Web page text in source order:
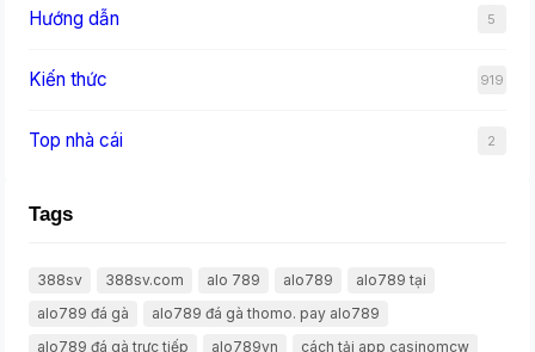
Hướng dẫn 5
Kiến thức 919
Top nhà cái 2
Tags
388sv 388sv.com alo 789 alo789
alo789 tại
alo789 đá gà
alo789 đá gà thomo. pay alo789
alo789 đá gà trực tiếp
alo789vn
cách tải app casinomcw